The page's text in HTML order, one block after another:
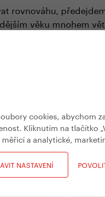
cookies, abychom
Kliknutím na tlačítko
měřicí a analytické,
NASTAVENÍ
rovnováhu,
věku mnohem